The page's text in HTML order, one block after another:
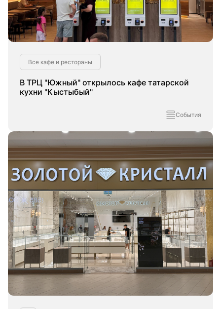
Все кафе и рестораны
В ТРЦ "Южный" открылось кафе татарской
кухни "Кыстыбый"
События